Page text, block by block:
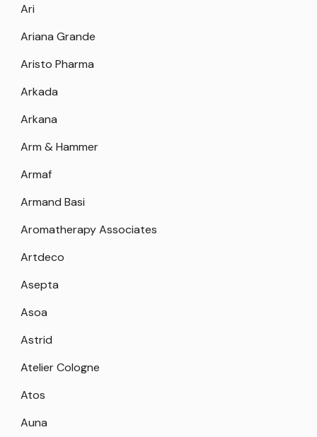
Ari
Ariana Grande
Aristo Pharma
Arkada
Arkana
Arm & Hammer
Armaf
Armand Basi
Aromatherapy Associates
Artdeco
Asepta
Asoa
Astrid
Atelier Cologne
Atos
Auna